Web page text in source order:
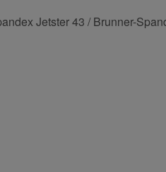
Jetster 43 / Brunner-